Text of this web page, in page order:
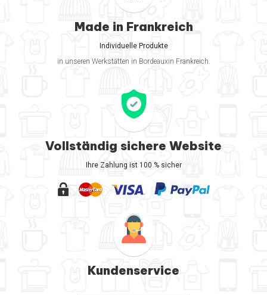
Made in Frankreich
Individuelle Produkte
in unseren Werkstätten in Bordeauxin Frankreich.
Vollständig sichere Website
Ihre Zahlung ist 100 % sicher
Kundenservice